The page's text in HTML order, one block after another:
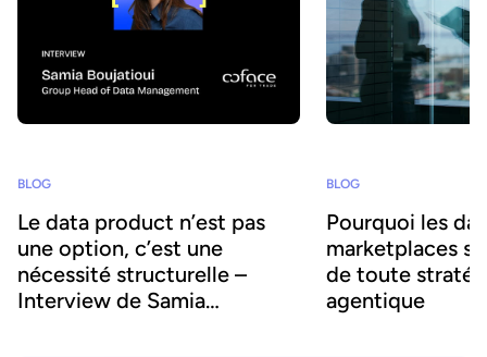
BLOG
Le data product n’est pas
une option, c’est une
nécessité structurelle –
Interview de Samia
BLOG
Pourquoi les
marketplaces
de toute
agentique